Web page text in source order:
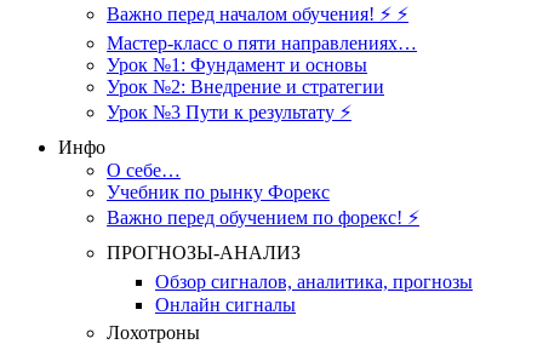
Важно перед началом обучения! ⚡ ⚡
Мастер-класс о пяти направлениях…
Урок №1: Фундамент и основы
Урок №2: Внедрение и стратегии
Урок №3 Пути к результату ⚡️
Инфо
О себе…
Учебник по рынку Форекс
Важно перед обучением по форекс! ⚡
ПРОГНОЗЫ-АНАЛИЗ
Обзор сигналов, аналитика, прогнозы
Онлайн сигналы
Лохотроны